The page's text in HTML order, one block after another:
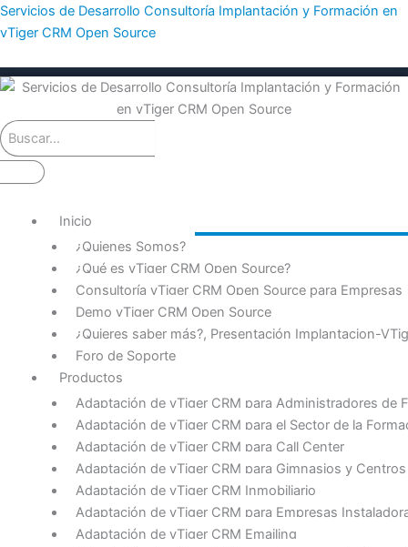
Ir
al
Servicios de Desarrollo Consultoría Implantación y Formación en
vTiger CRM Open Source
Inicio
¿Quienes Somos?
¿Qué es vTiger CRM Open Source?
Consultoría vTiger CRM Open Source para Empresas
Demo vTiger CRM Open Source
¿Quieres saber más?, Presentación Implantacion-
Foro de Soporte
Productos
Adaptación de vTiger CRM para Administradores de
Adaptación de vTiger CRM para el Sector de la
Adaptación de vTiger CRM para Call Center
Adaptación de vTiger CRM para Gimnasios y
Adaptación de vTiger CRM Inmobiliario
Adaptación de vTiger CRM para Empresas
Adaptación de vTiger CRM Emailing